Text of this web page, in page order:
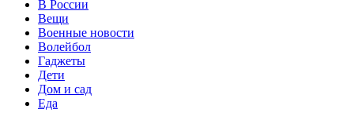
В России
Вещи
Военные новости
Волейбол
Гаджеты
Дети
Дом и сад
Еда